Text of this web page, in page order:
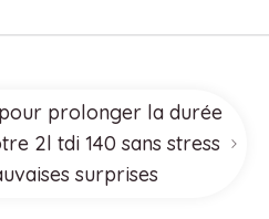
prolonger la durée
2l tdi 140 sans stress
surprises